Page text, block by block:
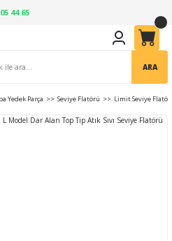
44 65
ARA
Yedek Parça Seviye Flatörü Limit Seviye